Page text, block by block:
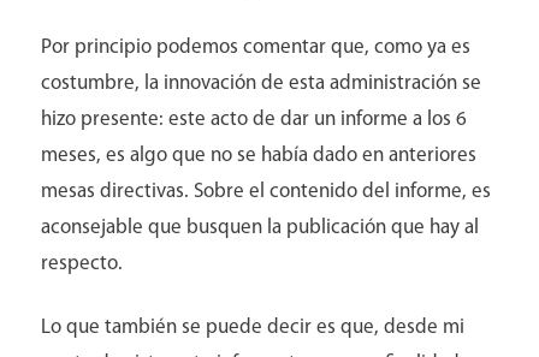
Por principio podemos comentar que, como ya es
costumbre, la innovación de esta administración se
hizo presente: este acto de dar un informe a los 6
meses, es algo que no se había dado en anteriores
mesas directivas. Sobre el contenido del informe, es
aconsejable que busquen la publicación que hay al
respecto.
Lo que también se puede decir es que, desde mi